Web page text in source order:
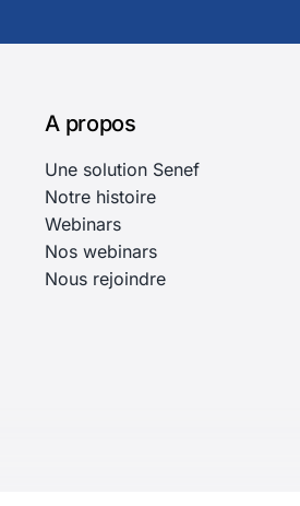
A propos
Une solution Senef
Notre histoire
Webinars
Nos webinars
Nous rejoindre